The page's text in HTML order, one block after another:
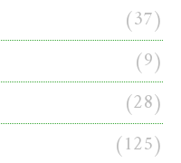
(37)
(9)
(28)
(125)